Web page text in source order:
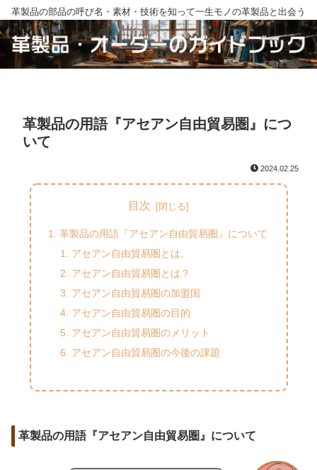
革製品の部品の呼び名・素材・技術を知って一生モノの革製品と出会う
革製品の用語『アセアン自由貿易圏』につ
いて
2024.02.25
目次
革製品の用語『アセアン自由貿易圏』について
アセアン自由貿易圏とは。
アセアン自由貿易圏とは？
アセアン自由貿易圏の加盟国
アセアン自由貿易圏の目的
アセアン自由貿易圏のメリット
アセアン自由貿易圏の今後の課題
革製品の用語『アセアン自由貿易圏』について